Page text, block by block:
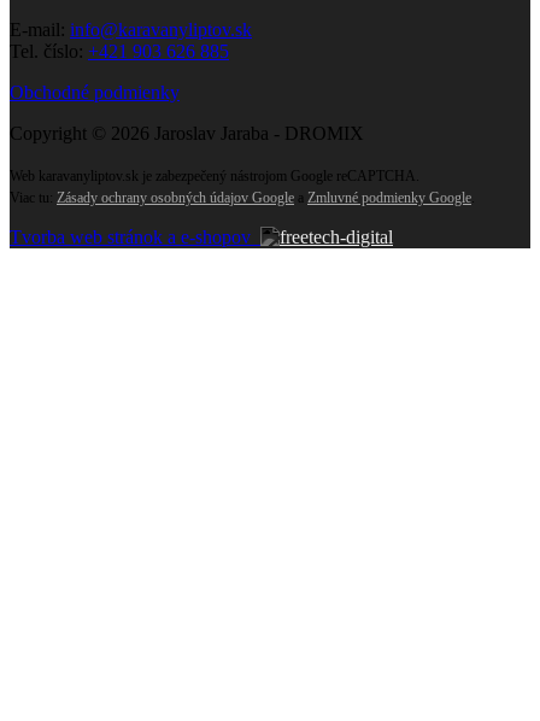
E-mail: info@karavanyliptov.sk
Tel. číslo: +421 903 626 885
Obchodné podmienky
Copyright © 2026 Jaroslav Jaraba - DROMIX
Web karavanyliptov.sk je zabezpečený nástrojom Google reCAPTCHA.
Viac tu: Zásady ochrany osobných údajov Google a Zmluvné podmienky Google
Tvorba web stránok a e-shopov